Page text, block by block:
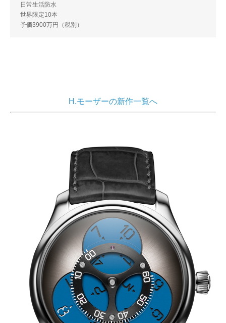
日常生活防水
世界限定10本
予価3900万円（税別）
H.モーザーの新作一覧へ